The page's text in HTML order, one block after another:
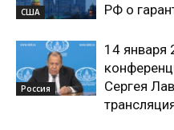
США РФ о
Россия
14 января
Сергея